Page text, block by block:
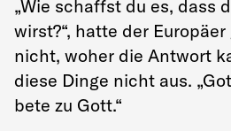
„Wie schaffst du es, dass
wirst?“, hatte der
nicht, woher die Antwort
diese Dinge nicht aus.
bete zu Gott.“